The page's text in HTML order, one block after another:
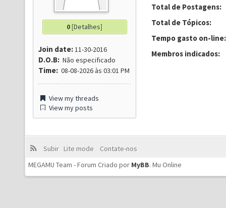
0[Detalhes]
Join date:11-30-2016
D.O.B: Não especificado
Time: 08-08-2026 às 03:01 PM
View my threads
View my posts
Total de Postagens:
Total de Tópicos:
Tempo gasto on-line:
Membros indicados:
Subir Lite mode
Contate-nos
MEGAMU Team - Forum Criado por MyBB. Mu Online